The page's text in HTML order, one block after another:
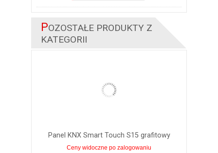
POZOSTAŁE PRODUKTY Z
KATEGORII
Panel KNX Smart Touch S15 grafitowy
Ceny widoczne po zalogowaniu